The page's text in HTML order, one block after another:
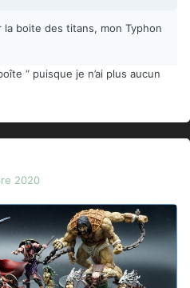
boite des titans, mon Typhon
“ puisque je n’ai plus aucun
2020